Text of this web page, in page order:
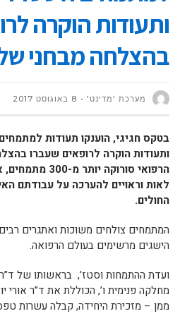
ותעודות הוקרה
בהצלחה מבחני
מערכת 'מדינט' 8 באוגוסט 2017
בטקס חגיגי, הוענקו תעודות
ותעודות הוקרה לרופאים שעברו
הרפואי סורוקה
לאות וראויים להערכה על עבודתם
החולים.
המתמחים צולחים משוכות ואתגרים
הישגים מרשימים בעולם הרפואה.
ועדת ההתמחות וסטז’, בראשותו של
מחלקה פנימית ו’, הכוללת את ד”ר אורי
ממן – מזכירת היחידה, קבלה עשרות